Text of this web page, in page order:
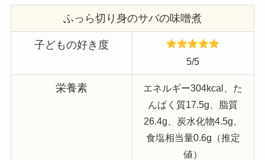
ふっら切り身のサバの味噌煮
子どもの好き度
5/5
栄養素
エネルギー304kcal、た
んぱく質17.5g、脂質
26.4g、炭水化物4.5g、
食塩相当量0.6g（推定
値）